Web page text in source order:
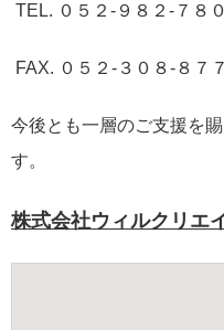
TEL. ０５２-９８２-７８
FAX. ０５２-３０８-８７
今後とも一層のご支援を
す。
株式会社ウィルクリエ